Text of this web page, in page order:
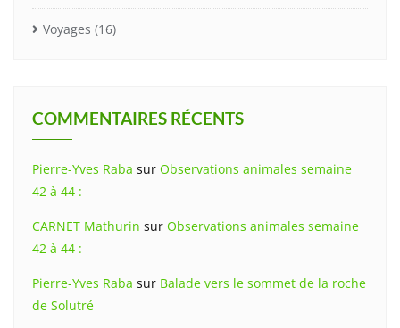
Voyages (16)
COMMENTAIRES RÉCENTS
Pierre-Yves Raba sur Observations animales semaine
42 à 44 :
CARNET Mathurin sur Observations animales semaine
42 à 44 :
Pierre-Yves Raba sur Balade vers le sommet de la roche
de Solutré